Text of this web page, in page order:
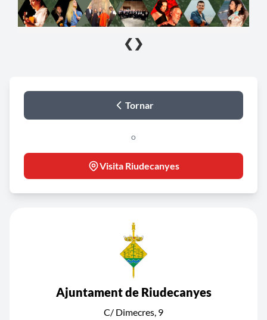
❮ ❯
Tornar
o
Visita Riudecanyes
Ajuntament de Riudecanyes
C/ Dimecres, 9